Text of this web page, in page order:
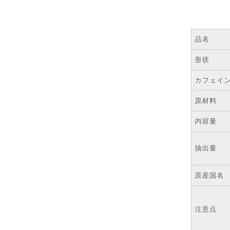
品名
形状
カフェイン
原材料
内容量
抽出量
原産国名
注意点